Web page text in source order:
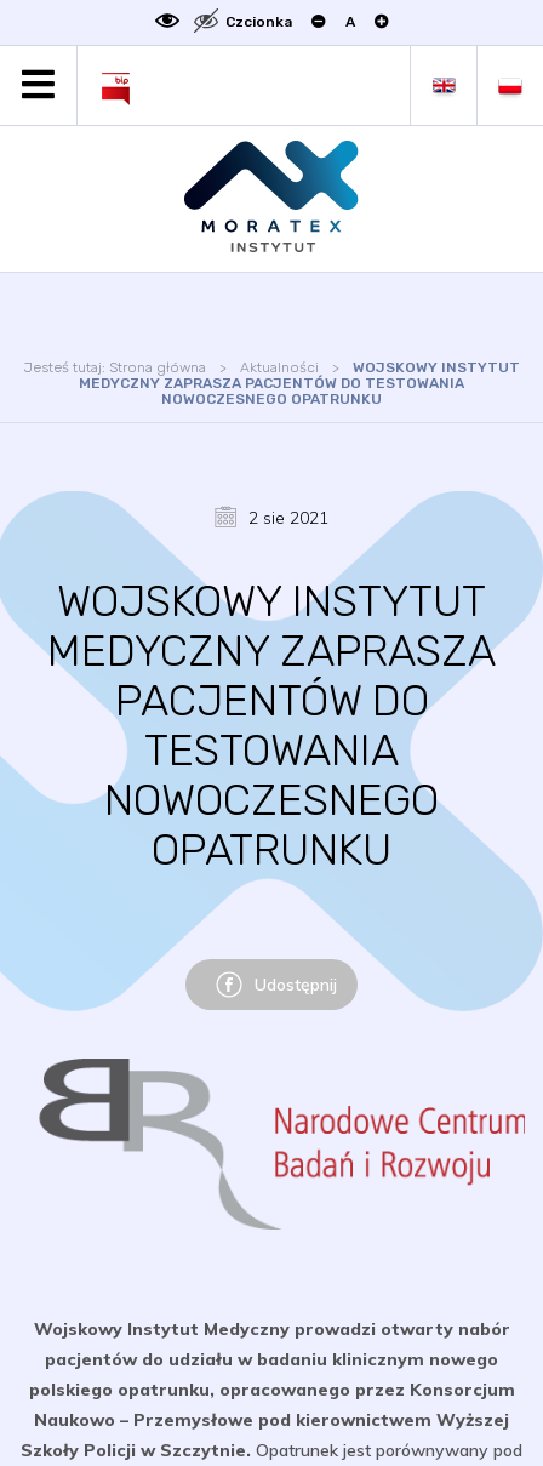
Czcionka A
SCIENCE4BUSINESS
Jesteś tutaj: Strona główna Aktualności
WOJSKOWY INSTYTUT
MEDYCZNY ZAPRASZA PACJENTÓW DO TESTOWANIA
NOWOCZESNEGO OPATRUNKU
2 sie 2021
WOJSKOWY INSTYTUT
MEDYCZNY ZAPRASZA
PACJENTÓW DO
TESTOWANIA
NOWOCZESNEGO
OPATRUNKU
Udostępnij
Wojskowy Instytut Medyczny prowadzi otwarty nabór
pacjentów do udziału w badaniu klinicznym nowego
polskiego opatrunku, opracowanego przez Konsorcjum
Naukowo – Przemysłowe pod kierownictwem Wyższej
Szkoły Policji w Szczytnie. Opatrunek jest porównywany pod